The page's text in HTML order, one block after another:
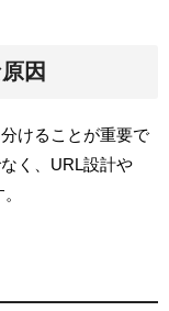
因
けることが重要で
く、URL設計や